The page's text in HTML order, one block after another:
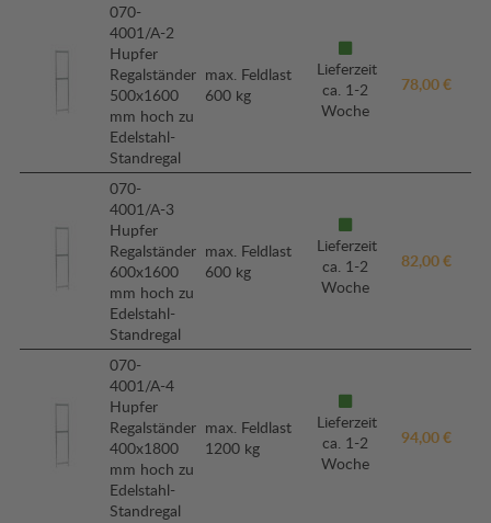
070-
4001/A-2
Hupfer
Regalständer
500x1600
mm hoch zu
Edelstahl-
Standregal
max. Feldlast
600 kg
Lieferzeit
ca. 1-2
Woche
78,00 €
070-
4001/A-3
Hupfer
Regalständer
600x1600
mm hoch zu
Edelstahl-
Standregal
max. Feldlast
600 kg
Lieferzeit
ca. 1-2
Woche
82,00 €
070-
4001/A-4
Hupfer
Regalständer
400x1800
mm hoch zu
Edelstahl-
Standregal
max. Feldlast
1200 kg
Lieferzeit
ca. 1-2
Woche
94,00 €